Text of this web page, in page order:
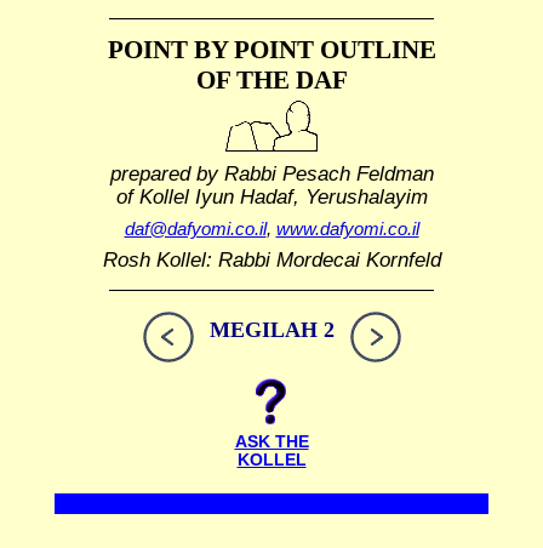
POINT BY POINT OUTLINE
OF THE DAF
prepared by Rabbi Pesach Feldman
of Kollel Iyun Hadaf, Yerushalayim
daf@dafyomi.co.il, www.dafyomi.co.il
Rosh Kollel: Rabbi Mordecai Kornfeld
MEGILAH 2
ASK THE
KOLLEL